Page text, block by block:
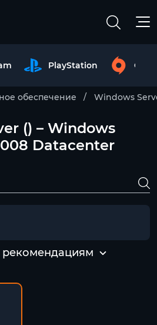
PlayStation
обеспечение Windows
() – Windows
Datacenter